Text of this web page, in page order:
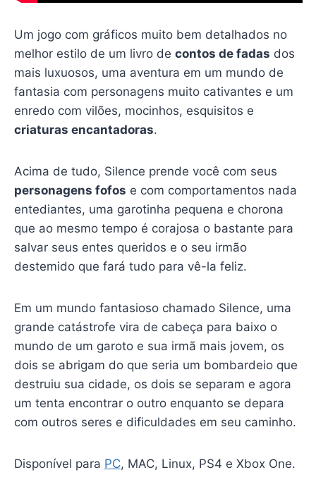
Um jogo com gráficos muito bem detalhados no
melhor estilo de um livro de contos de fadas dos
mais luxuosos, uma aventura em um mundo de
fantasia com personagens muito cativantes e um
enredo com vilões, mocinhos, esquisitos e
criaturas encantadoras.
Acima de tudo, Silence prende você com seus
personagens fofos e com comportamentos nada
entediantes, uma garotinha pequena e chorona
que ao mesmo tempo é corajosa o bastante para
salvar seus entes queridos e o seu irmão
destemido que fará tudo para vê-la feliz.
Em um mundo fantasioso chamado Silence, uma
grande catástrofe vira de cabeça para baixo o
mundo de um garoto e sua irmã mais jovem, os
dois se abrigam do que seria um bombardeio que
destruiu sua cidade, os dois se separam e agora
um tenta encontrar o outro enquanto se depara
com outros seres e dificuldades em seu caminho.
Disponível para PC, MAC, Linux, PS4 e Xbox One.